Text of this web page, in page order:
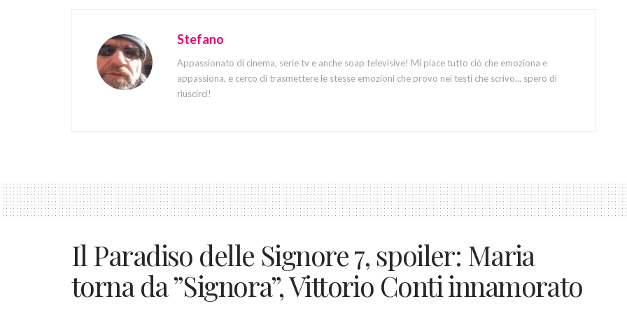
Stefano
Appassionato di cinema, serie tv e anche soap televisive! Mi piace tutto ciò che emoziona e
appassiona, e cerco di trasmettere le stesse emozioni che provo nei testi che scrivo... spero di
riuscirci!
Il Paradiso delle Signore 7, spoiler: Maria
torna da ”Signora”, Vittorio Conti innamorato